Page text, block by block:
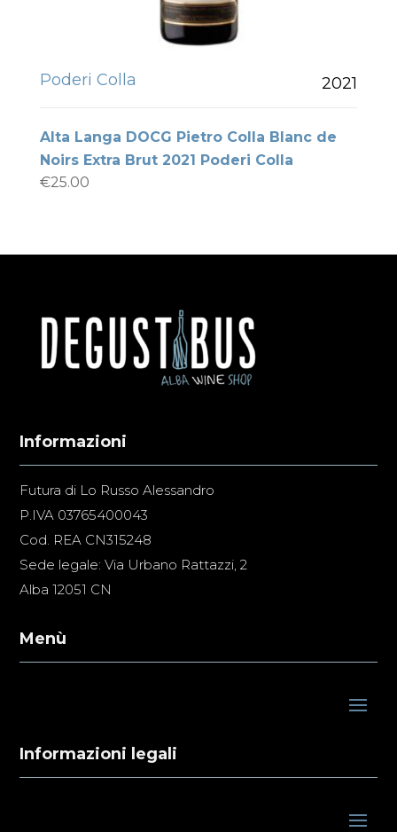
Poderi Colla 2021
Alta Langa DOCG Pietro Colla Blanc de
Noirs Extra Brut 2021 Poderi Colla
€25.00
Informazioni
Futura di Lo Russo Alessandro
P.IVA 03765400043
Cod. REA CN315248
Sede legale: Via Urbano Rattazzi, 2
Alba 12051 CN
Menù
Informazioni legali